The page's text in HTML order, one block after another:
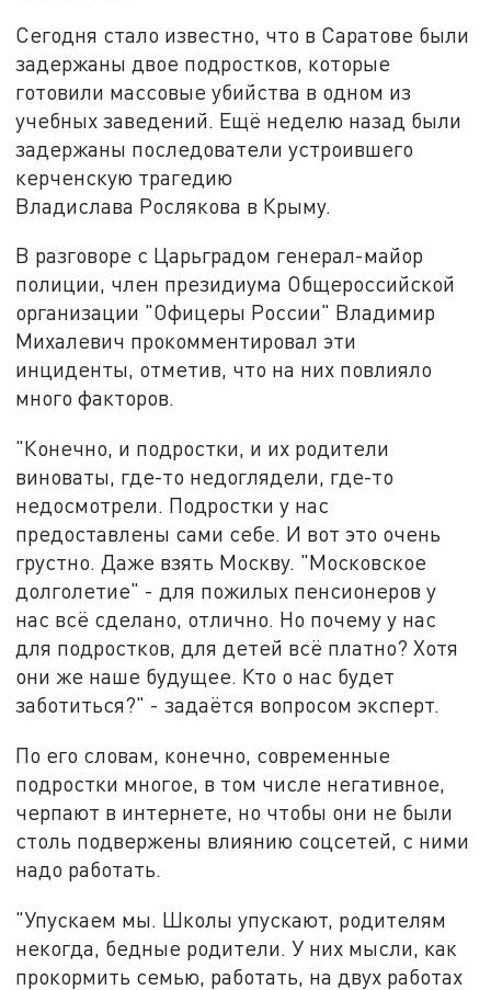
Сегодня стало известно, что в Саратове были
задержаны двое подростков, которые
готовили массовые убийства в одном из
учебных заведений. Ещё неделю назад были
задержаны последователи устроившего
керченскую трагедию
Владислава Рослякова в Крыму.
В разговоре с Царьградом генерал-майор
полиции, член президиума Общероссийской
организации "Офицеры России" Владимир
Михалевич прокомментировал эти
инциденты, отметив, что на них повлияло
много факторов.
"Конечно, и подростки, и их родители
виноваты, где-то недоглядели, где-то
недосмотрели. Подростки у нас
предоставлены сами себе. И вот это очень
грустно. Даже взять Москву. "Московское
долголетие" - для пожилых пенсионеров у
нас всё сделано, отлично. Но почему у нас
для подростков, для детей всё платно? Хотя
они же наше будущее. Кто о нас будет
заботиться?" - задаётся вопросом эксперт.
По его словам, конечно, современные
подростки многое, в том числе негативное,
черпают в интернете, но чтобы они не были
столь подвержены влиянию соцсетей, с ними
надо работать.
"Упускаем мы. Школы упускают, родителям
некогда, бедные родители. У них мысли, как
прокормить семью, работать, на двух работах